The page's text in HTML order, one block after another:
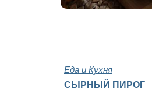
Еда и Кухня
СЫРНЫЙ ПИРОГ